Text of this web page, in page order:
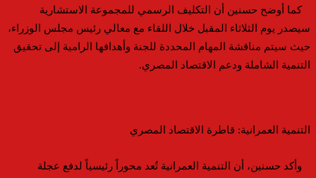
كما
أوضح حسنين أن التكليف الرسمي للمجموعة الاستشارية
سيصدر يوم الثلاثاء المقبل خلال
اللقاء مع معالي رئيس مجلس الوزراء،
حيث سيتم مناقشة المهام المحددة للجنة وأهدافها الرامية إلى تحقيق
التنمية الشاملة ودعم الاقتصاد المصري.
التنمية العمرانية: قاطرة الاقتصاد المصري
وأكد حسنين، أن التنمية العمرانية تُعد محوراً رئيسياً لدفع عجلة